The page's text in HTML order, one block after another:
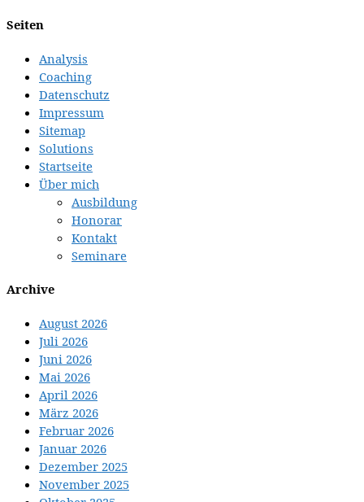
Seiten
Analysis
Coaching
Datenschutz
Impressum
Sitemap
Solutions
Startseite
Über mich
Ausbildung
Honorar
Kontakt
Seminare
Archive
August 2026
Juli 2026
Juni 2026
Mai 2026
April 2026
März 2026
Februar 2026
Januar 2026
Dezember 2025
November 2025